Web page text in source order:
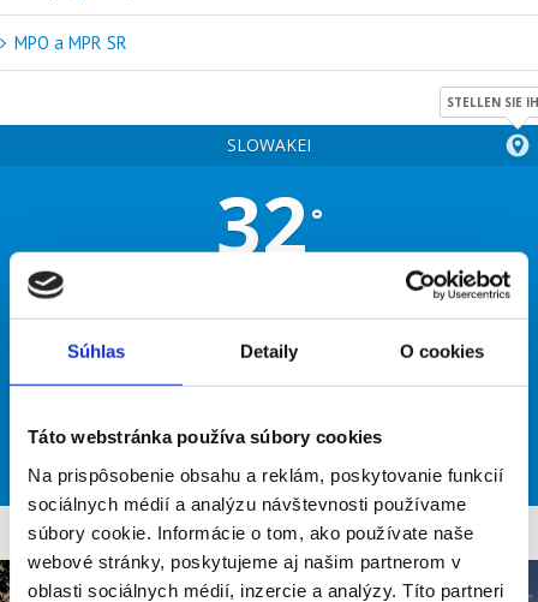
Súhlas Detaily O cookies
Táto webstránka používa súbory cookies
Na prispôsobenie obsahu a reklám, poskytovanie funkcií
sociálnych médií a analýzu návštevnosti používame
súbory cookie. Informácie o tom, ako používate naše
webové stránky, poskytujeme aj našim partnerom v
oblasti sociálnych médií, inzercie a analýzy. Títo partneri
MPO a MPR SR
SLOWAKEI
STELLEN SIE
32°
MAX C 32
26°
SO
33°
MO
31°
DI
26°
MI DO